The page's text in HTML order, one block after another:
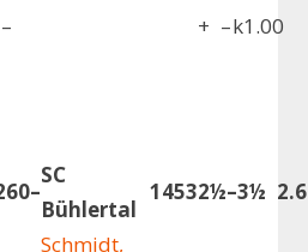
– + –k1.00
–
SC
Bühlertal
14532½–3½
Schmidt,